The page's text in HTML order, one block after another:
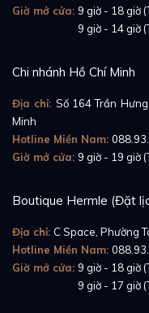
Giờ mở cửa: 9 giờ - 18 giờ
9 giờ - 14 giờ
Chi nhánh Hồ Chí Minh
Địa chỉ: Số 164 Trần
Minh
Hotline Miền Nam:
Giờ mở cửa: 9 giờ - 19 giờ
Boutique Hermle (Đặt
Địa chỉ: C Space, Phường
Hotline Miền Nam:
Giờ mở cửa: 9 giờ - 18 giờ
9 giờ - 17 giờ